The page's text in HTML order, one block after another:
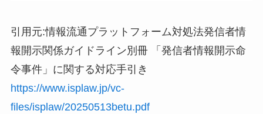
引用元:情報流通プラットフォーム対処法発信者情
報開示関係ガイドライン別冊 「発信者情報開示命
令事件」に関する対応手引き
https://www.isplaw.jp/vc-
files/isplaw/20250513betu.pdf